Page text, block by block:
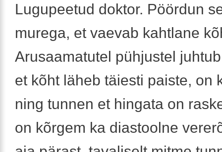
Lugupeetud doktor. Pöördun
murega, et vaevab kahtlane
Arusaamatutel pühjustel
et kõht läheb täiesti paiste, on
ning tunnen et hingata on
on kõrgem ka diastoolne